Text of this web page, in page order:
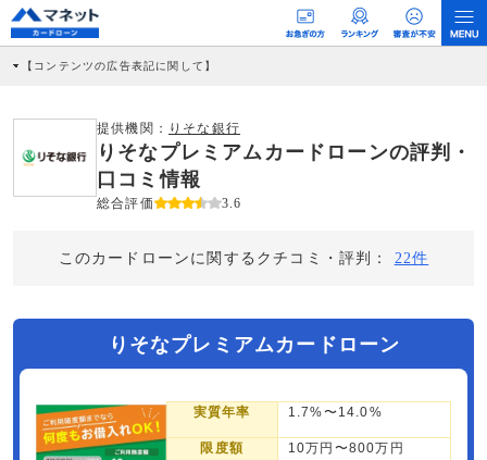
【コンテンツの広告表記に関して】
社に対して企業から紹介報酬が支払われるという収益モデルです。 ただし、特定の
商品を根拠なくPRするものではなく、当編集部の調査／ユーザーへの口コミ収集な
どに基づき、公平性を担保した情報提供を行っています。
>提携企業一覧
提供機関： りそな銀行
りそなプレミアムカードローンの評判・
口コミ情報
総合評価 3.6
このカードローンに関するクチコミ・評判： 22件
りそなプレミアムカードローン
実質年率 1.7%〜14.0%
限度額 10万円〜800万円